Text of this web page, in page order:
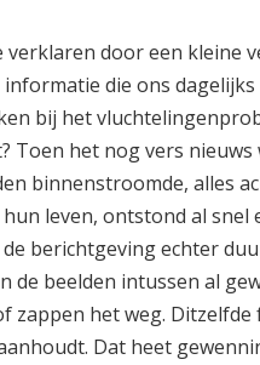
verklaren door een kleine
die ons
bij het
Toen het nog vers nieuws
binnenstroomde, alles
leven, ontstond al snel
berichtgeving echter
de beelden intussen al
zappen het weg. Ditzelfde
Dat heet